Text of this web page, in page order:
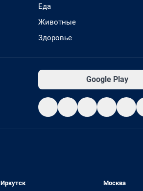
Еда
Животные
Здоровье
Google Play
Иркутск Москва